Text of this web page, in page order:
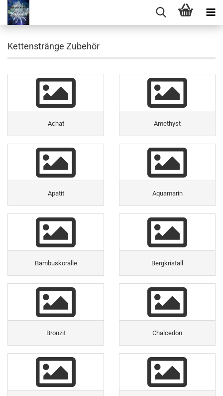
Kettenstränge Zubehör
Achat Amethyst
Apatit Aquamarin
Bambuskoralle Bergkristall
Bronzit Chalcedon